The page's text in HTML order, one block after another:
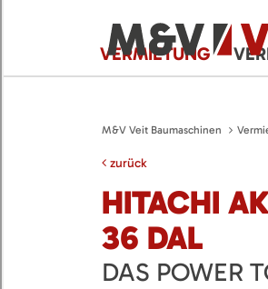
VERMIETUNG
M&V Veit Baumaschinen
zurück
HITACHI
36 DAL
DAS POWER